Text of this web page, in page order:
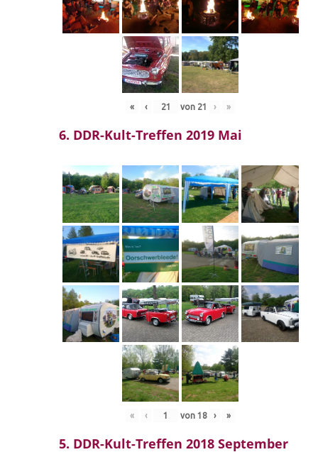
« ‹ von 21 › »
6. DDR-Kult-Treffen 2019 Mai
« ‹ von 18 › »
5. DDR-Kult-Treffen 2018 September